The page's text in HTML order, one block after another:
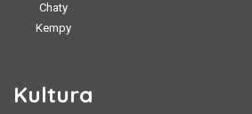
Chaty
Kempy
Kultura